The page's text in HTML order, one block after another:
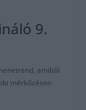
9.
amiből
mérkőzésen